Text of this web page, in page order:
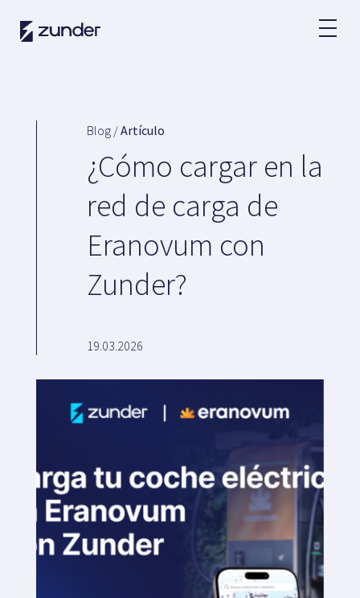
ES
App de Zunder
Grandes cuentas
Acuerdos
Plataforma SaaS
Beneficios
Para quién
Blog /Artículo
¿Cómo cargar en la
red de carga de
Eranovum con
Zunder?
19.03.2026